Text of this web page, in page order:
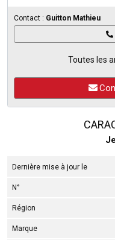
Contact : Guitton Mathieu
Toutes les
Dernière mise à jour le
N°
Région
Marque